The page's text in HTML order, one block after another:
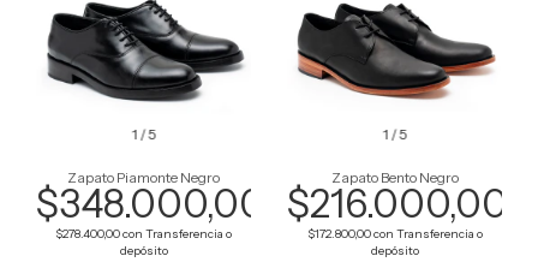
1 /5
Zapato Piamonte Negro
$348.000,00
$278.400,00con Transferencia o
depósito
1 /5
Zapato Bento Negro
$216.000,00
$172.800,00con Transferencia o
depósito